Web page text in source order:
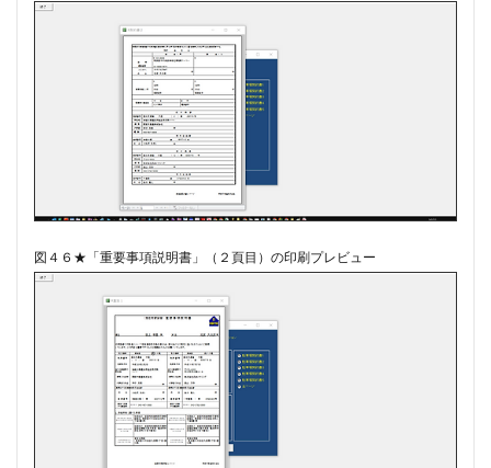
図４６★「重要事項説明書」（２頁目）の印刷プレビュー